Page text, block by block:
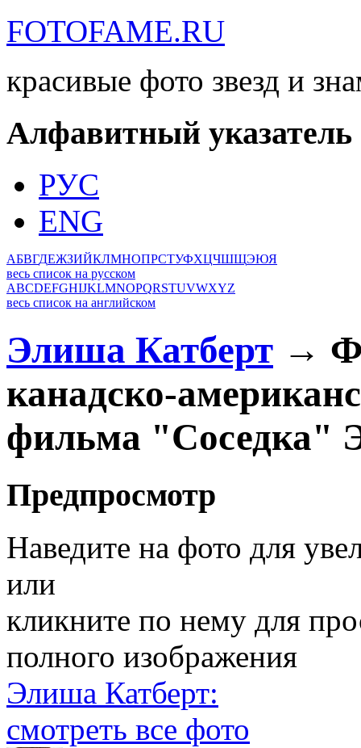
FOTOFAME.RU
красивые фото звезд и
Алфавитный указатель
РУС
ENG
АБВГДЕЖЗИЙКЛМНОПРСТУФХЦЧШЩЭЮЯ
весь список на русском
ABCDEFGHIJKLMNOPQRSTUVWXYZ
весь список на английском
Элиша Катберт →
канадско-
фильма "Соседка"
Предпросмотр
Наведите на фото для
или
кликните по нему для
полного изображения
Элиша Катберт:
смотреть все фото